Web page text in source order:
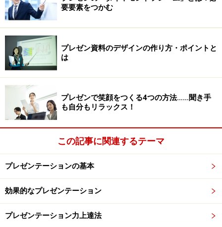
結論には、大きな結論だけでなく、小さな結論も存在し
をイメージするとわかりやすいでしょう。プレゼンの結
論を示すスライドを頭のほうに持ってくるというのが、
いたいことは、ズバリ○○です」というのが、小さな結
論。この両方が必要です。
プレゼンのコツ2．余計なことを話さない
余計なことを話してしまうと、本当に伝えたい重要な情
報がそれほど大切でない情報に埋もれてしまいます。こ
れはとてももったいないことですが、多くの人がやって
しまっています。多少気が利いた人ならば「ちょっと話
がそれるんですが……」と前フリしたりするんですが、前
要要素をつかむ
プレゼン資料のデザインの作り方・ポイントと
は
プレゼンで笑顔をつくる4つの方法……聞き手
も自分もリラックス！
この記事に関連するテーマ
プレゼンテーションの基本
効果的なプレゼンテーション
プレゼンテーション力上達法